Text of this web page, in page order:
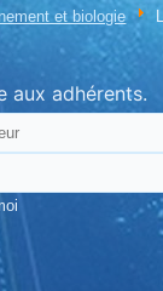
et biologie
aux adhérents.